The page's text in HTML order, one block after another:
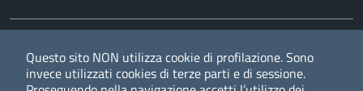
TwitterFacebookYouTubeRSS
Questo sito NON utilizza cookie di profilazione. Sono
invece utilizzati cookies di terze parti e di sessione.